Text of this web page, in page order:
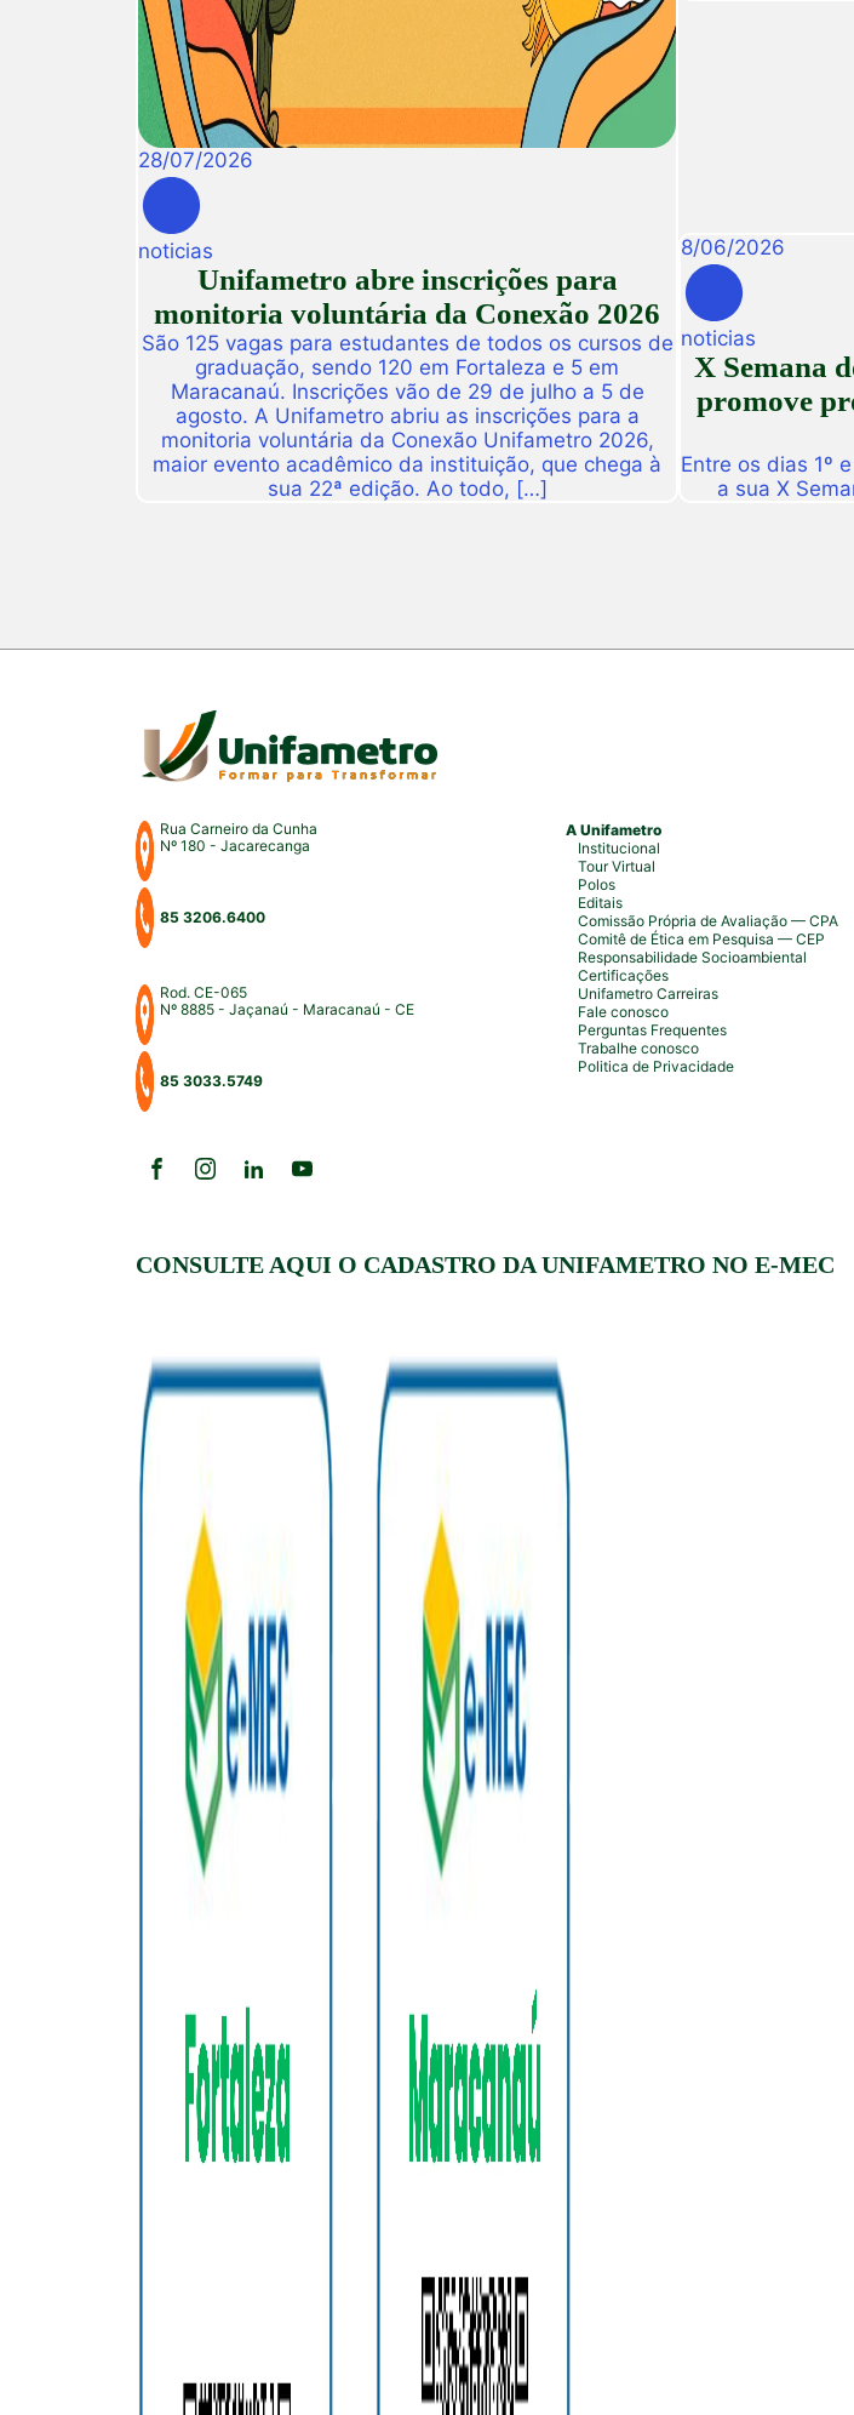
28/07/2026
noticias
Unifametro abre inscrições para
monitoria voluntária da Conexão 2026
São 125 vagas para estudantes de todos os cursos de
graduação, sendo 120 em Fortaleza e 5 em
Maracanaú. Inscrições vão de 29 de julho a 5 de
agosto. A Unifametro abriu as inscrições para a
monitoria voluntária da Conexão Unifametro 2026,
maior evento acadêmico da instituição, que chega à
sua 22ª edição. Ao todo, […]
8/06/2026
noticias
X Semana
promove
Entre os dias 1º
a sua X
Rua Carneiro da Cunha
Nº 180 - Jacarecanga
85 3206.6400
Rod. CE-065
Nº 8885 - Jaçanaú - Maracanaú - CE
85 3033.5749
A Unifametro
Institucional
Tour Virtual
Polos
Editais
Comissão Própria de Avaliação — CPA
Comitê de Ética em Pesquisa — CEP
Responsabilidade Socioambiental
Certificações
Unifametro Carreiras
Fale conosco
Perguntas Frequentes
Trabalhe conosco
Politica de Privacidade
CONSULTE AQUI O CADASTRO DA UNIFAMETRO NO E-MEC